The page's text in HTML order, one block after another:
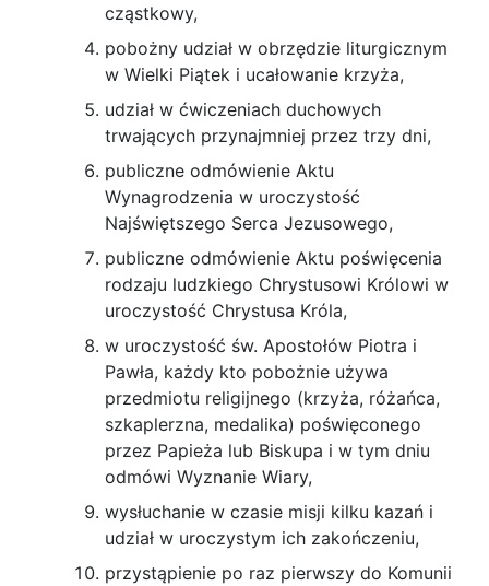
cząst­kowy,
pobożny udział w obrzędzie liturgicznym
w Wielki Piątek i ucałowanie krzyża,
udział w ćwiczeniach duchowych
trwających przynajmniej przez trzy dni,
publiczne odmówienie Aktu
Wynagrodzenia w uroczystość
Najświętszego Serca Jezusowego,
publiczne odmówienie Aktu poświęcenia
ro­dzaju ludzkiego Chrystusowi Królowi w
uroczy­stość Chrystusa Króla,
w uroczystość św. Apostołów Piotra i
Pawła, każdy kto pobożnie używa
przedmiotu religijnego (krzyża, różańca,
szkaplerzna, medalika) poświę­conego
przez Papieża lub Biskupa i w tym dniu
odmówi Wyznanie Wiary,
wysłuchanie w czasie misji kilku kazań i
udział w uroczystym ich zakończeniu,
przystąpienie po raz pierwszy do Komunii